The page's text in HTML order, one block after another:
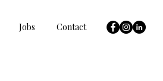
Jobs Contact